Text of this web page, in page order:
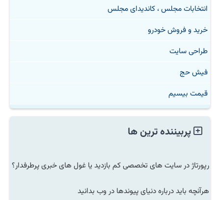
انتخابات مجلس ، کاندیدای مجلس
خرید و فروش خودرو
طراحی سایت
فیش حج
قیمت بیسیم
پربیننده ترین ها
رپورتاژ در سایت های تخصصی کم بازدید یا غول های خبری پرطرفدار؟
هرآنچه باید درباره دنیای پیوندها در وب بدانید